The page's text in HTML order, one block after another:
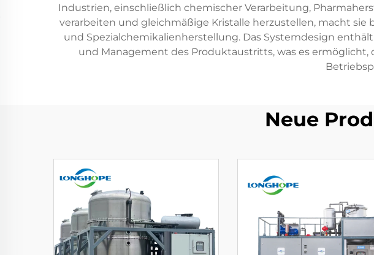
Industrien, einschließlich chemischer Verarbeitung,
verarbeiten und gleichmäßige Kristalle herzustellen, macht
und Spezialchemikalienherstellung. Das Systemdesign
und Management des Produktaustritts, was es
Neue